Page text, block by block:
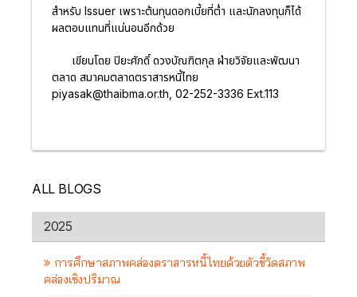
สำหรับ Issuer เพราะต้นทุนดอกเบี้ยที่ต่ำ และนักลงทุนก็ได้
ผลตอบแทนที่แน่นอนอีกด้วย
เขียนโดย ปิยะศักดิ์ ดวงบัณฑิตกุล ฝ่ายวิจัยและพัฒนา
ตลาด สมาคมตลาดตราสารหนี้ไทย
piyasak@thaibma.or.th, 02-252-3336 Ext.113
ALL BLOGS
2025
การศึกษาสภาพคล่องตราสารหนี้ไทยด้วยตัวชี้วัดสภาพ
คล่องเชิงปริมาณ